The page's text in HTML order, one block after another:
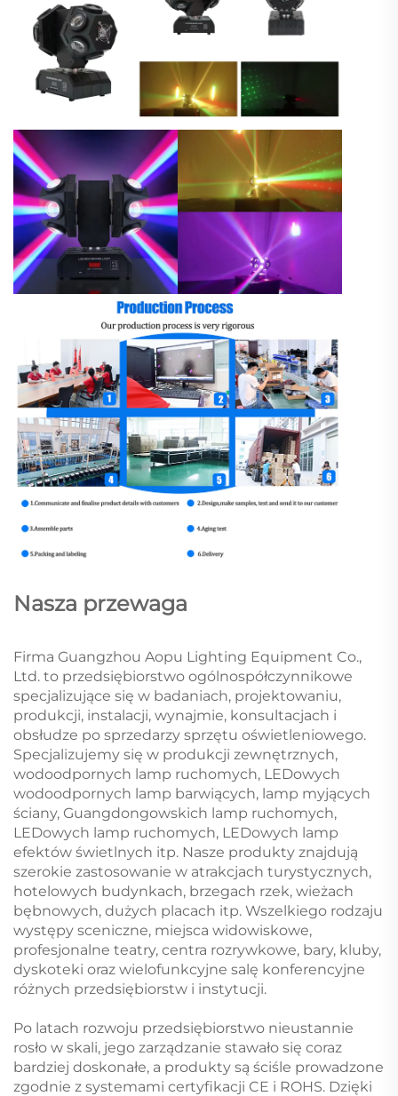
Nasza przewaga
Firma Guangzhou Aopu Lighting Equipment Co.,
Ltd. to przedsiębiorstwo ogólnospółczynnikowe
specjalizujące się w badaniach, projektowaniu,
produkcji, instalacji, wynajmie, konsultacjach i
obsłudze po sprzedarzy sprzętu oświetleniowego.
Specjalizujemy się w produkcji zewnętrznych,
wodoodpornych lamp ruchomych, LEDowych
wodoodpornych lamp barwiących, lamp myjących
ściany, Guangdongowskich lamp ruchomych,
LEDowych lamp ruchomych, LEDowych lamp
efektów świetlnych itp. Nasze produkty znajdują
szerokie zastosowanie w atrakcjach turystycznych,
hotelowych budynkach, brzegach rzek, wieżach
bębnowych, dużych placach itp. Wszelkiego rodzaju
występy sceniczne, miejsca widowiskowe,
profesjonalne teatry, centra rozrywkowe, bary, kluby,
dyskoteki oraz wielofunkcyjne salę konferencyjne
różnych przedsiębiorstw i instytucji.
Po latach rozwoju przedsiębiorstwo nieustannie
rosło w skali, jego zarządzanie stawało się coraz
bardziej doskonałe, a produkty są ściśle prowadzone
zgodnie z systemami certyfikacji CE i ROHS. Dzięki